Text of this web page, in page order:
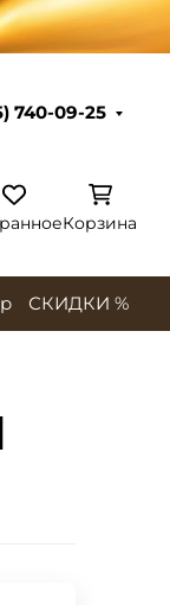
740-09-25
Корзина
СКИДКИ %